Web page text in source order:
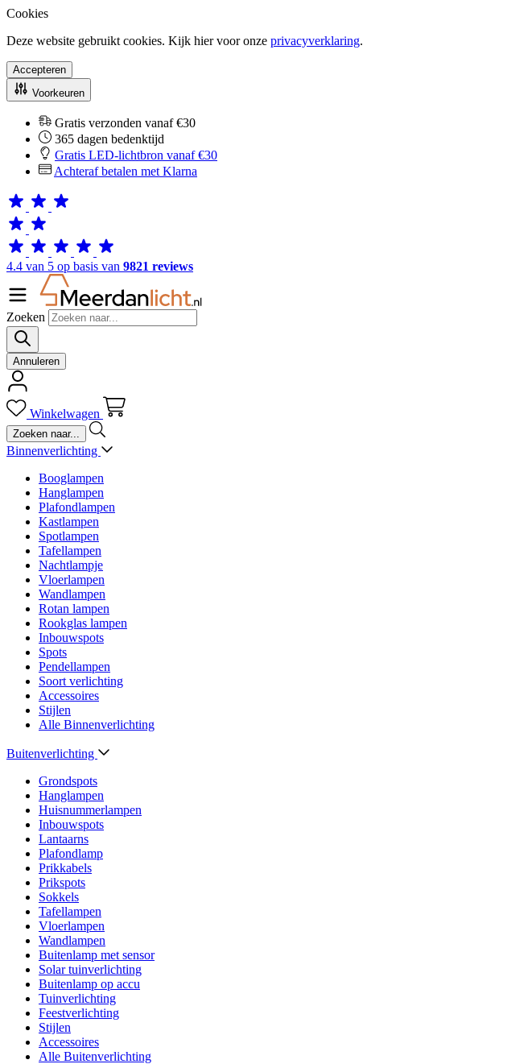
Cookies
Deze website gebruikt cookies. Kijk hier voor onze privacyverklaring.
Accepteren
Voorkeuren
Gratis verzonden vanaf €30
365 dagen bedenktijd
Gratis LED-lichtbron vanaf €30
Achteraf betalen met Klarna
4.4 van 5 op basis van 9821 reviews
Zoeken
Annuleren
Winkelwagen
Binnenverlichting
Booglampen
Hanglampen
Plafondlampen
Kastlampen
Spotlampen
Tafellampen
Nachtlampje
Vloerlampen
Wandlampen
Rotan lampen
Rookglas lampen
Inbouwspots
Spots
Pendellampen
Soort verlichting
Accessoires
Stijlen
Alle Binnenverlichting
Buitenverlichting
Grondspots
Hanglampen
Huisnummerlampen
Inbouwspots
Lantaarns
Plafondlamp
Prikkabels
Prikspots
Sokkels
Tafellampen
Vloerlampen
Wandlampen
Buitenlamp met sensor
Solar tuinverlichting
Buitenlamp op accu
Tuinverlichting
Feestverlichting
Stijlen
Accessoires
Alle Buitenverlichting